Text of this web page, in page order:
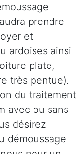
prendre
et
ardoises ainsi
plate,
très pentue).
du traitement
avec ou sans
désirez
démoussage